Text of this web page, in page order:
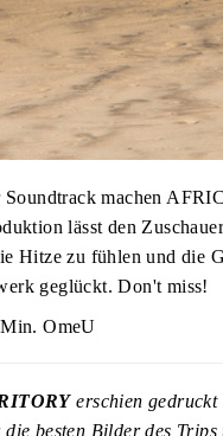
Soundtrack machen
lässt den
Hitze zu fühlen und die
geglückt. Don't miss!
OmeU
erschien gedruckt
besten Bilder des Trips